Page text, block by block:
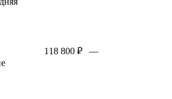
118 800 ₽ —